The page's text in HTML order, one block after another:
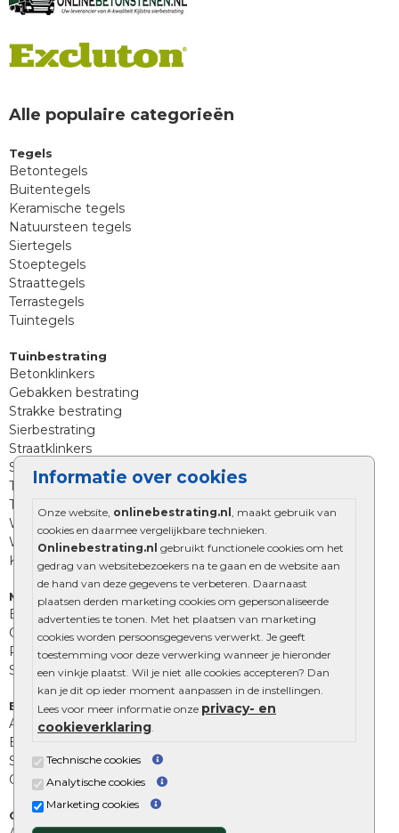
Informatie over cookies
Onze website, onlinebestrating.nl , maakt gebruik van
cookies en daarmee vergelijkbare technieken.
Onlinebestrating.nl gebruikt functionele cookies om het
gedrag van websitebezoekers na te gaan en de website aan
de hand van deze gegevens te verbeteren. Daarnaast
plaatsen derden marketing cookies om gepersonaliseerde
advertenties te tonen. Met het plaatsen van marketing
cookies worden persoonsgegevens verwerkt. Je geeft
toestemming voor deze verwerking wanneer je hieronder
een vinkje plaatst. Wil je niet alle cookies accepteren? Dan
kan je dit op ieder moment aanpassen in de instellingen.
Lees voor meer informatie onze privacy- en
cookieverklaring.
Technische cookies
Analytische cookies
Marketing cookies
Alle populaire categorieën
Tegels
Betontegels
Buitentegels
Keramische tegels
Natuursteen tegels
Siertegels
Stoeptegels
Straattegels
Terrastegels
Tuintegels
Tuinbestrating
Betonklinkers
Gebakken bestrating
Strakke bestrating
Sierbestrating
Straatklinkers
Straatstenen
Trommelstenen
Tuinstenen
Waalformaat
Wildverband bestrating
Kingstones
Muurelementen
Betonbielzen
Opsluitbanden
Palissades
Stapelblokken
Extra benodigdheden
Afwatering en diversen
Beplantings en betonelementen
Split, grind en zand
Oprit tegels
Overig